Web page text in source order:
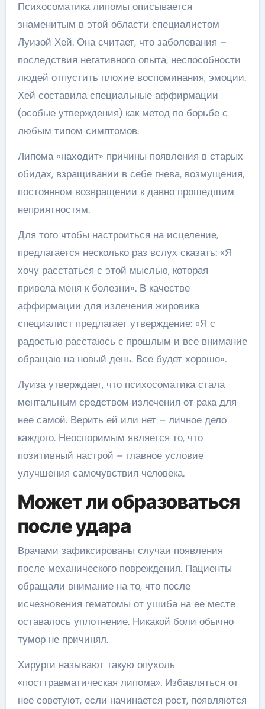
Психосоматика липомы описывается
знаменитым в этой области специалистом
Луизой Хей. Она считает, что заболевания –
последствия негативного опыта, неспособности
людей отпустить плохие воспоминания, эмоции.
Хей составила специальные аффирмации
(особые утверждения) как метод по борьбе с
любым типом симптомов.
Липома «находит» причины появления в старых
обидах, взращивании в себе гнева, возмущения,
постоянном возвращении к давно прошедшим
неприятностям.
Для того чтобы настроиться на исцеление,
предлагается несколько раз вслух сказать: «Я
хочу расстаться с этой мыслью, которая
привела меня к болезни». В качестве
аффирмации для излечения жировика
специалист предлагает утверждение: «Я с
радостью расстаюсь с прошлым и все внимание
обращаю на новый день. Все будет хорошо».
Луиза утверждает, что психосоматика стала
ментальным средством излечения от рака для
нее самой. Верить ей или нет – личное дело
каждого. Неоспоримым является то, что
позитивный настрой – главное условие
улучшения самочувствия человека.
Может ли образоваться
после удара
Врачами зафиксированы случаи появления
после механического повреждения. Пациенты
обращали внимание на то, что после
исчезновения гематомы от ушиба на ее месте
оставалось уплотнение. Никакой боли обычно
тумор не причинял.
Хирурги называют такую опухоль
«посттравматическая липома». Избавляться от
нее советуют, если начинается рост, появляются